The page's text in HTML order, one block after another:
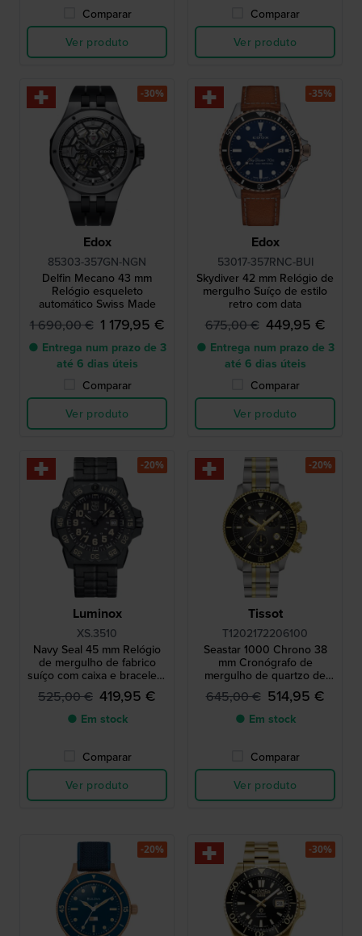
Comparar
Ver produto
Comparar
Ver produto
Edox
85303-357GN-NGN
Delfin Mecano 43 mm
Relógio esqueleto
automático Swiss Made
1 690,00 € 1 179,95 €
● Entrega num prazo de 3
até 6 dias úteis
Comparar
Ver produto
-30%
Edox
53017-357RNC-BUI
Skydiver 42 mm Relógio de
mergulho Suíço de estilo
retro com data
675,00 € 449,95 €
● Entrega num prazo de 3
até 6 dias úteis
Comparar
Ver produto
-35%
Luminox
XS.3510
Navy Seal 45 mm Relógio
de mergulho de fabrico
suíço com caixa e bracelete
em carbonox
525,00 € 419,95 €
● Em stock
Comparar
Ver produto
-20%
Tissot
T1202172206100
Seastar 1000 Chrono 38
mm Cronógrafo de
mergulho de quartzo de
fabrico suíço com data
645,00 € 514,95 €
● Em stock
Comparar
Ver produto
-20%
-20% -30%